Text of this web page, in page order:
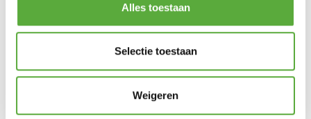
Alles toestaan
Selectie toestaan
Weigeren
Hartman Sophie Studio
Arm tuinstoel – French